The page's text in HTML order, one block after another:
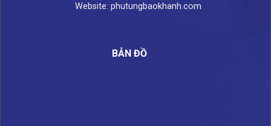
Website: phutungbaokhanh.com
BẢN ĐỒ